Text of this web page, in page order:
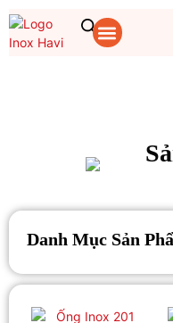
Danh Mục Sản